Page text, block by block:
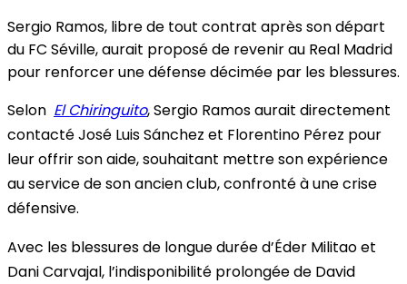
Sergio Ramos, libre de tout contrat après son départ
du FC Séville, aurait proposé de revenir au Real Madrid
pour renforcer une défense décimée par les blessures.
Selon El Chiringuito, Sergio Ramos aurait directement
contacté José Luis Sánchez et Florentino Pérez pour
leur offrir son aide, souhaitant mettre son expérience
au service de son ancien club, confronté à une crise
défensive.
Avec les blessures de longue durée d’Éder Militao et
Dani Carvajal, l’indisponibilité prolongée de David